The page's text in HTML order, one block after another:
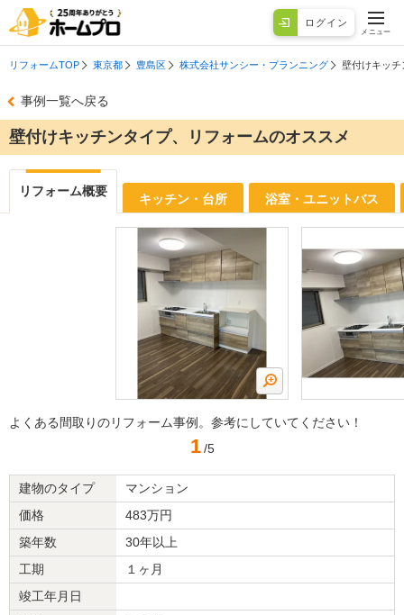
ログイン
メニュー
リフォームTOP 東京都 豊島区 株式会社サンシー・プランニング 壁付けキッ
事例一覧へ戻る
壁付けキッチンタイプ、リフォームのオススメ
リフォーム概要
キッチン・台所 浴室・ユニットバス
よくある間取りのリフォーム事例。参考にしていてください！
1 /5
建物のタイプ
マンション
価格
483万円
築年数
30年以上
工期
１ヶ月
竣工年月日